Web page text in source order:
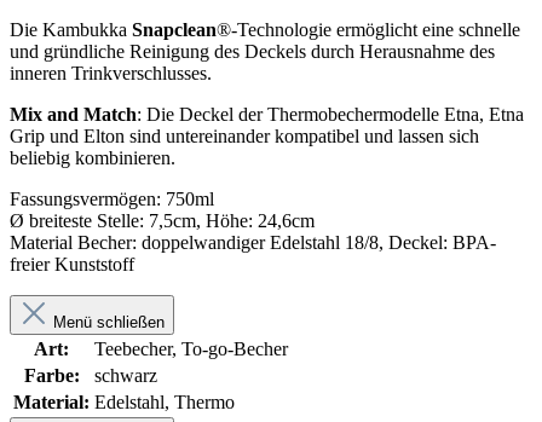
Die Kambukka Snapclean®-Technologie ermöglicht eine schnelle
und gründliche Reinigung des Deckels durch Herausnahme des
inneren Trinkverschlusses.
Mix and Match: Die Deckel der Thermobechermodelle Etna, Etna
Grip und Elton sind untereinander kompatibel und lassen sich
beliebig kombinieren.
Fassungsvermögen: 750ml
Ø breiteste Stelle: 7,5cm, Höhe: 24,6cm
Material Becher: doppelwandiger Edelstahl 18/8, Deckel: BPA-
freier Kunststoff
Menü schließen
Art:
Teebecher, To-go-Becher
Farbe:
schwarz
Material: Edelstahl, Thermo